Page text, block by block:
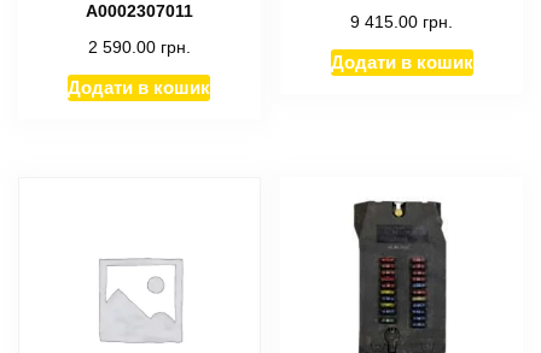
A0002307011
2 590.00 грн.
Додати в кошик
9 415.00 грн.
Додати в кошик